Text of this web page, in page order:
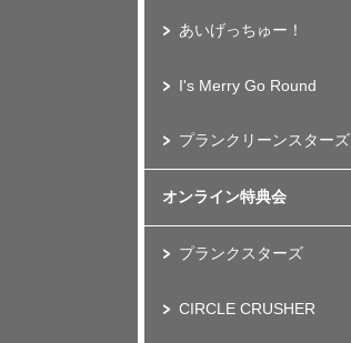
あいげっちゅー！
I's Merry Go Round
プランクリーンスターズ
オンライン特典会
プランクスターズ
CIRCLE CRUSHER